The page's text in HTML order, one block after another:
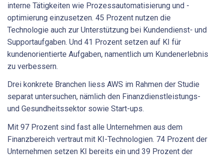
interne Tätigkeiten wie Prozessautomatisierung und -
optimierung einzusetzen. 45 Prozent nutzen die
Technologie auch zur Unterstützung bei Kundendienst- und
Supportaufgaben. Und 41 Prozent setzen auf KI für
kundenorientierte Aufgaben, namentlich um Kundenerlebnis
zu verbessern.
Drei konkrete Branchen liess AWS im Rahmen der Studie
separat untersuchen, nämlich den Finanzdienstleistungs-
und Gesundheitssektor sowie Start-ups.
Mit 97 Prozent sind fast alle Unternehmen aus dem
Finanzbereich vertraut mit KI-Technologien. 74 Prozent der
Unternehmen setzen KI bereits ein und 39 Prozent der